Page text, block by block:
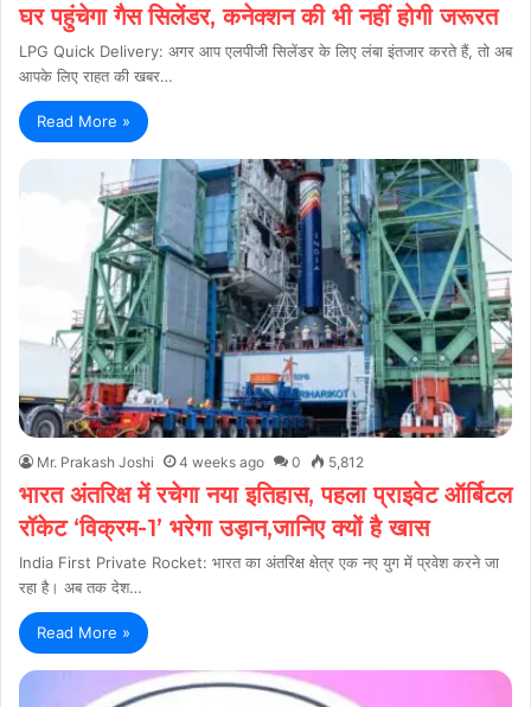
घर पहुंचेगा गैस सिलेंडर, कनेक्शन की भी नहीं होगी जरूरत
LPG Quick Delivery: अगर आप एलपीजी सिलेंडर के लिए लंबा इंतजार करते हैं, तो अब
आपके लिए राहत की खबर…
Read More »
Mr. Prakash Joshi 4 weeks ago 0 5,812
भारत अंतरिक्ष में रचेगा नया इतिहास, पहला प्राइवेट ऑर्बिटल
रॉकेट ‘विक्रम-1’ भरेगा उड़ान,जानिए क्यों है खास
India First Private Rocket: भारत का अंतरिक्ष क्षेत्र एक नए युग में प्रवेश करने जा
रहा है। अब तक देश…
Read More »